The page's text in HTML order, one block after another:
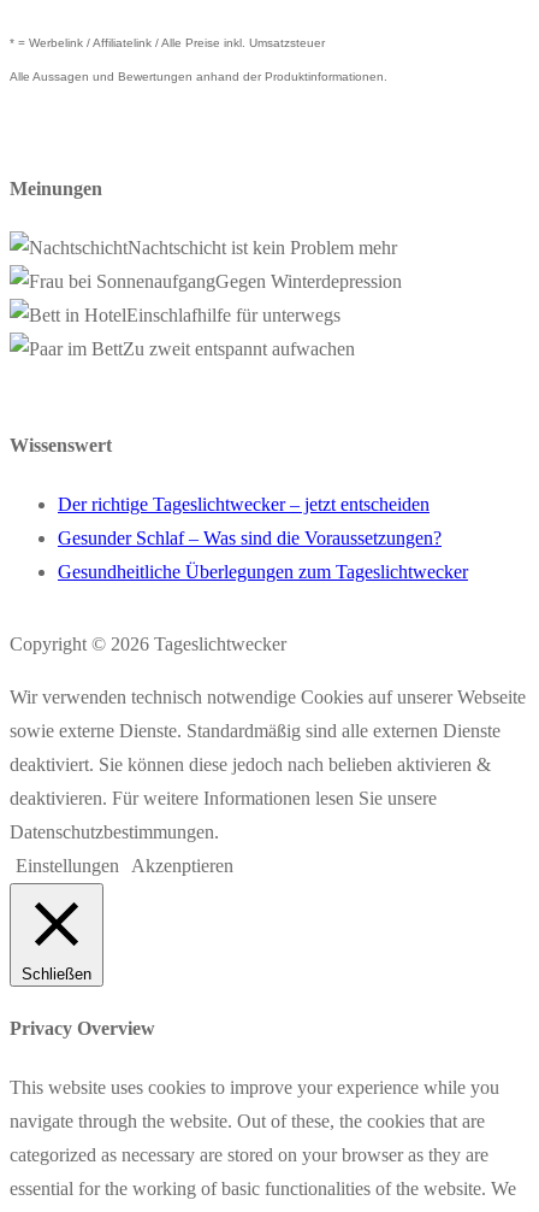
* = Werbelink / Affiliatelink / Alle Preise inkl. Umsatzsteuer
Alle Aussagen und Bewertungen anhand der Produktinformationen.
Meinungen
Nachtschicht ist kein Problem mehr
Gegen Winterdepression
Einschlafhilfe für unterwegs
Zu zweit entspannt aufwachen
Wissenswert
Der richtige Tageslichtwecker – jetzt entscheiden
Gesunder Schlaf – Was sind die Voraussetzungen?
Gesundheitliche Überlegungen zum Tageslichtwecker
Copyright © 2026 Tageslichtwecker
Wir verwenden technisch notwendige Cookies auf unserer Webseite
sowie externe Dienste. Standardmäßig sind alle externen Dienste
deaktiviert. Sie können diese jedoch nach belieben aktivieren &
deaktivieren. Für weitere Informationen lesen Sie unsere
Datenschutzbestimmungen.
Einstellungen
Akzenptieren
Schließen
Privacy Overview
This website uses cookies to improve your experience while you
navigate through the website. Out of these, the cookies that are
categorized as necessary are stored on your browser as they are
essential for the working of basic functionalities of the website. We